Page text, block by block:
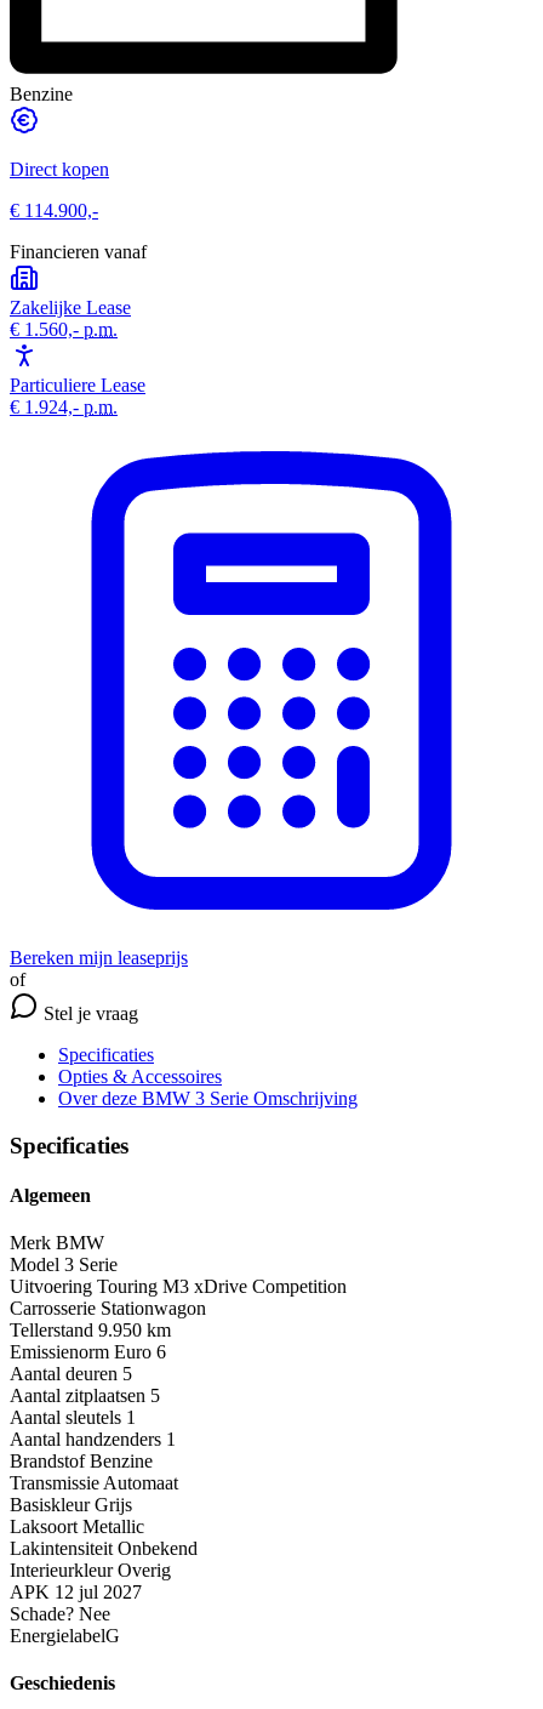
Benzine
Direct kopen
€ 114.900,-
Financieren vanaf
Zakelijke Lease
€ 1.560,- p.m.
Particuliere Lease
€ 1.924,- p.m.
Bereken mijn leaseprijs
of
Stel je vraag
Specificaties
Opties & Accessoires
Over deze BMW 3 Serie Omschrijving
Specificaties
Algemeen
Merk BMW
Model 3 Serie
Uitvoering Touring M3 xDrive Competition
Carrosserie Stationwagon
Tellerstand 9.950 km
Emissienorm Euro 6
Aantal deuren 5
Aantal zitplaatsen 5
Aantal sleutels 1
Aantal handzenders 1
Brandstof Benzine
Transmissie Automaat
Basiskleur Grijs
Laksoort Metallic
Lakintensiteit Onbekend
Interieurkleur Overig
APK 12 jul 2027
Schade? Nee
EnergielabelG
Geschiedenis